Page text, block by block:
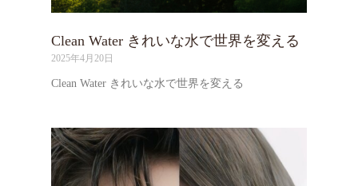
Clean Water きれいな水で世界を変える
2025年4月20日
Clean Water きれいな水で世界を変える